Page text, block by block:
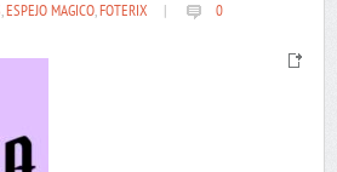
,ESPEJO MAGICO,FOTERIX 0